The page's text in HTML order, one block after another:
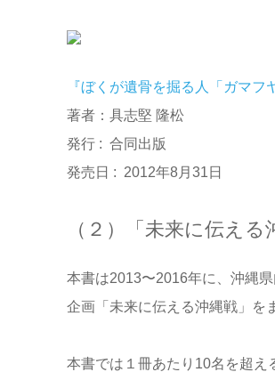
『ぼくが遺骨を掘る人「ガマフ
著者：具志堅 隆松
発行 ‏: ‎ 合同出版
発売日 ‏: ‎ 2012年8月31日
（２）「未来に伝え
本書は2013〜2016年に、沖縄
企画「未来に伝える沖縄戦」を
本書では１冊あたり10名を超え